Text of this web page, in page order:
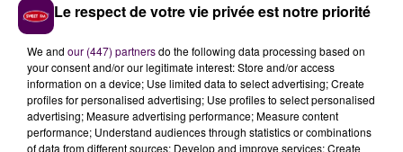
"A la suite d’une appréciation partagée entre le
préfet de la Sarthe, la directrice des services de
l’Education nationale de la Sarthe et l’Agence
régionale de Santé des Pays-de-la-Loire, il apparaît
que l’établissement n’est pas en mesure de
poursuivre l’accueil des élèves"justifient les services
de l'Etat. La période de suspension d'activité prend
Le respect de votre vie privée est notre priorité
We and our (447) partnersdo the following data processing based on
your consent and/or our legitimate interest: Store and/or access
information on a device; Use limited data to select advertising; Create
profiles for personalised advertising; Use profiles to select personalised
advertising; Measure advertising performance; Measure content
performance; Understand audiences through statistics or combinations
of data from different sources; Develop and improve services; Create